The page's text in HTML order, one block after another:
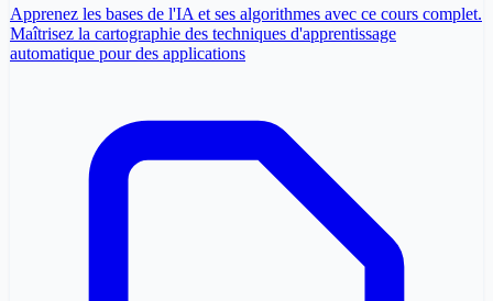
Apprenez les bases de l'IA et ses algorithmes avec ce cours complet.
Maîtrisez la cartographie des techniques d'apprentissage
automatique pour des applications